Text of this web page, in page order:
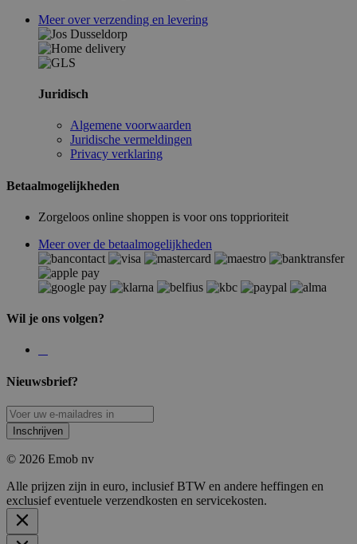
Meer over verzending en levering
Juridisch
Algemene voorwaarden
Juridische vermeldingen
Privacy verklaring
Betaalmogelijkheden
Zorgeloos online shoppen is voor ons topprioriteit
Meer over de betaalmogelijkheden
Wil je ons volgen?
Nieuwsbrief?
Inschrijven
© 2026 Emob nv
Alle prijzen zijn in euro, inclusief BTW en andere heffingen en
exclusief eventuele verzendkosten en servicekosten.